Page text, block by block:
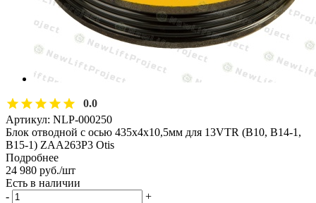
0.0
Артикул: NLP-000250
Блок отводной с осью 435х4х10,5мм для 13VTR (В10, В14-1,
В15-1) ZAA263P3 Otis
Подробнее
24 980 руб./шт
Есть в наличии
-
+